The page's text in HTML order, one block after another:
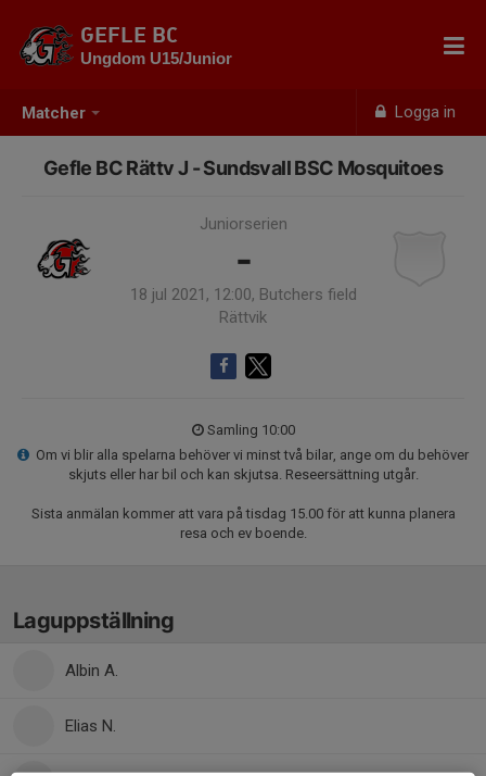
Matcher Logga in
GEFLE BC
Ungdom U15/Junior
Gefle BC Rättv J - Sundsvall BSC Mosquitoes
Juniorserien
-
18 jul 2021, 12:00, Butchers field
Rättvik
Samling 10:00
Om vi blir alla spelarna behöver vi minst två bilar, ange om du behöver
skjuts eller har bil och kan skjutsa. Reseersättning utgår.
Sista anmälan kommer att vara på tisdag 15.00 för att kunna planera
resa och ev boende.
Laguppställning
Albin A.
Elias N.